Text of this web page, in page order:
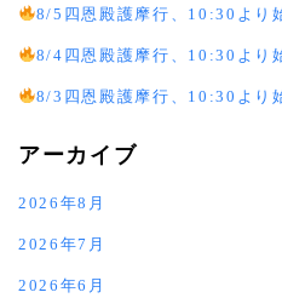
8/5四恩殿護摩行、10:30より
8/4四恩殿護摩行、10:30より
8/3四恩殿護摩行、10:30より
アーカイブ
2026年8月
2026年7月
2026年6月